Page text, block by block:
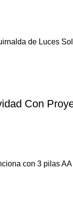
de Luces
Con
con 3 pilas